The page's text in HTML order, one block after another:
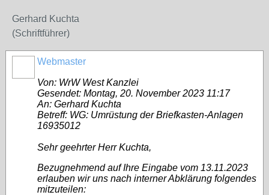
Gerhard Kuchta
(Schriftführer)
Webmaster
Von: WrW West Kanzlei
Gesendet: Montag, 20. November 2023 11:17
An: Gerhard Kuchta
Betreff: WG: Umrüstung der Briefkasten-Anlagen
16935012
Sehr geehrter Herr Kuchta,
Bezugnehmend auf Ihre Eingabe vom 13.11.2023
erlauben wir uns nach interner Abklärung folgendes
mitzuteilen: